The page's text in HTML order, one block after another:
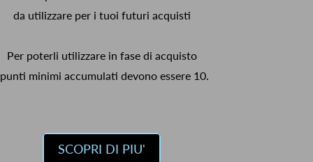
da utilizzare per i tuoi futuri acquisti
Per poterli utilizzare in fase di acquisto
minimi accumulati devono essere 10.
SCOPRI DI PIU'